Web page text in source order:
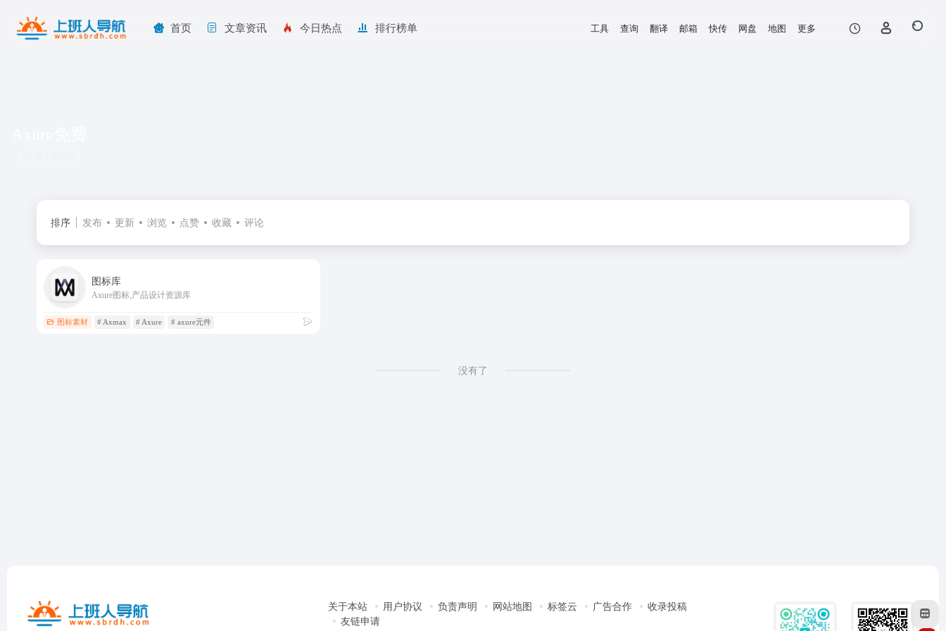
首页 文章资讯 今日热点 排行榜单 工具 查询 翻译 邮箱 快传 网盘 地图 更多
排序 发布 更新 浏览 点赞 收藏 评论
图标库
Axure图标,产品设计资源库
图标素材 # Axmax # Axure # axure元件
没有了
关于本站 用户协议 负责声明 网站地图 标签云 广告合作
收录投稿
友链申请